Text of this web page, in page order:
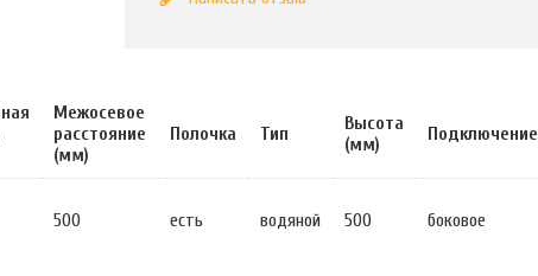
Межосевое
расстояние
(мм)
Полочка Тип
Высота
(мм)
Подключение
500 есть водяной 500 боковое